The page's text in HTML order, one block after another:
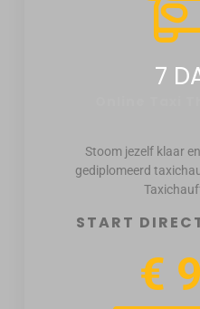
7
Stoom jezelf klaar
gediplomeerd
START
€